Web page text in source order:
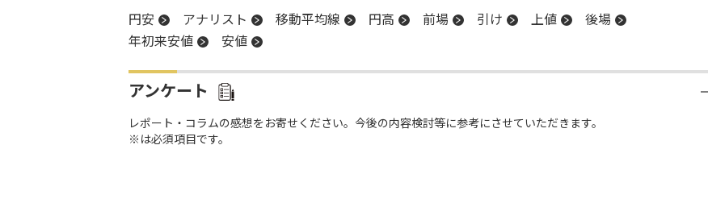
円安 アナリスト 移動平均線 円高 前場 引け 上値
後場
年初来安値
安値
アンケート
レポート・コラムの感想をお寄せください。今後の内容検討等に参考にさせていただきます。
※は必須項目です。